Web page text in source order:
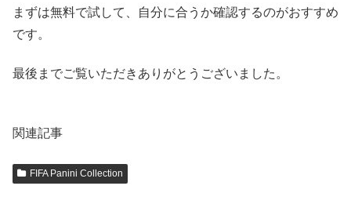
まずは無料で試して、自分に合うか確認するのがおすすめ
です。
最後までご覧いただきありがとうございました。
関連記事
FIFA Panini Collection